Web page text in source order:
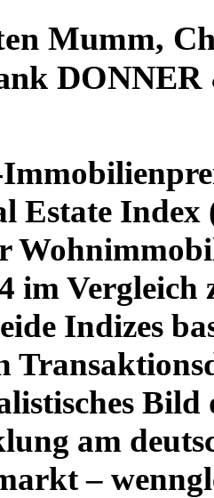
Mumm,
Estate
im Vergleich
Indizes
Bild
am
–